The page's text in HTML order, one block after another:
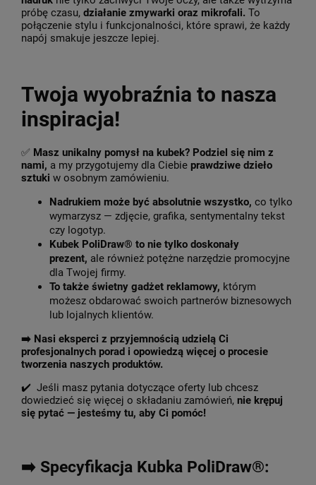
próbę czasu, działanie zmywarki oraz mikrofali. To
połączenie stylu i funkcjonalności, które sprawi, że każdy
napój smakuje jeszcze lepiej.
Twoja wyobraźnia to nasza
inspiracja!
✅ Masz unikalny pomysł na kubek? Podziel się nim z
nami, a my przygotujemy dla Ciebie prawdziwe dzieło
sztuki w osobnym zamówieniu.
Nadrukiem może być absolutnie wszystko, co tylko
wymarzysz — zdjęcie, grafika, sentymentalny tekst
czy logotyp.
Kubek PoliDraw® to nie tylko doskonały
prezent, ale również potężne narzędzie promocyjne
dla Twojej firmy.
To także świetny gadżet reklamowy, którym
możesz obdarować swoich partnerów biznesowych
lub lojalnych klientów.
➡️ Nasi eksperci z przyjemnością udzielą Ci
profesjonalnych porad i opowiedzą więcej o procesie
tworzenia naszych produktów.
✔️ Jeśli masz pytania dotyczące oferty lub chcesz
dowiedzieć się więcej o składaniu zamówień, nie krępuj
się pytać — jesteśmy tu, aby Ci pomóc!
➡️ Specyfikacja Kubka PoliDraw®: